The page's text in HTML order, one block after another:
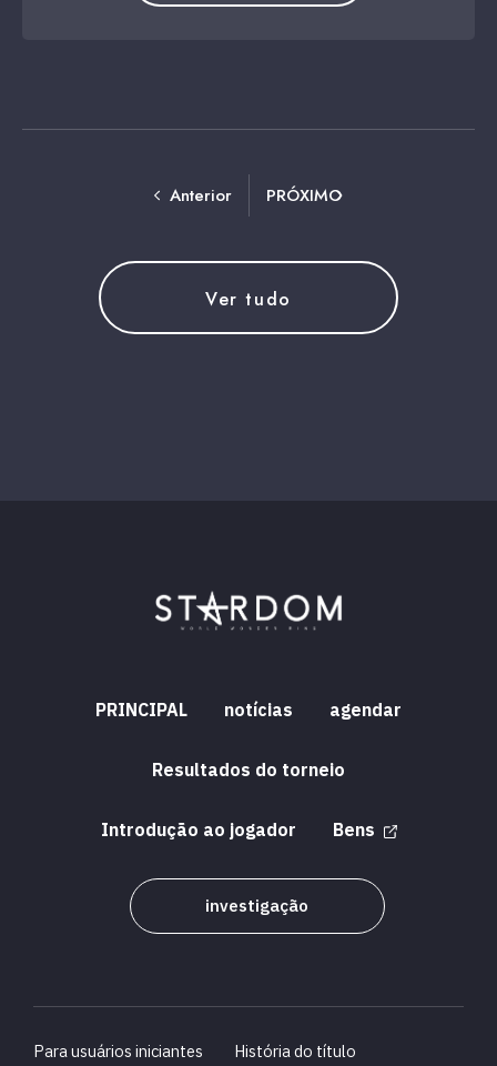
Anterior PRÓXIMO
Ver tudo
PRINCIPAL notícias agendar
Resultados do torneio
Introdução ao jogador Bens
investigação
Para usuários iniciantes História do título